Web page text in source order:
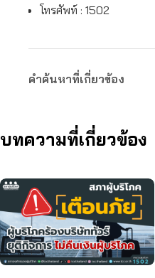
โทรศัพท์ : 1502
คำค้นหาที่เกี่ยวข้อง
บทความที่เกี่ยวข้อง